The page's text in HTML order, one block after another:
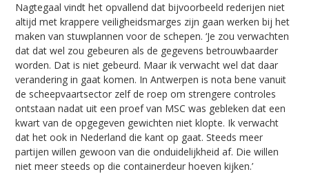
Nagtegaal vindt het opvallend dat bijvoorbeeld rederijen niet
altijd met krappere veiligheidsmarges zijn gaan werken bij het
maken van stuwplannen voor de schepen. ‘Je zou verwachten
dat dat wel zou gebeuren als de gegevens betrouwbaarder
worden. Dat is niet gebeurd. Maar ik verwacht wel dat daar
verandering in gaat komen. In Antwerpen is nota bene vanuit
de scheepvaartsector zelf de roep om strengere controles
ontstaan nadat uit een proef van MSC was gebleken dat een
kwart van de opgegeven gewichten niet klopte. Ik verwacht
dat het ook in Nederland die kant op gaat. Steeds meer
partijen willen gewoon van die onduidelijkheid af. Die willen
niet meer steeds op die containerdeur hoeven kijken.’